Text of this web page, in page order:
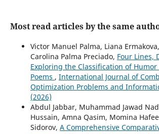
Most read articles by the same
Victor Manuel Palma, Liana
Carolina Palma Preciado, Four Lines,
Exploring the Classification of Humor
Poems , International Journal of
Optimization Problems and
(2026)
Abdul Jabbar, Muhammad Jawad
Hussain, Amna Qasim, Momina
Sidorov, A Comprehensive